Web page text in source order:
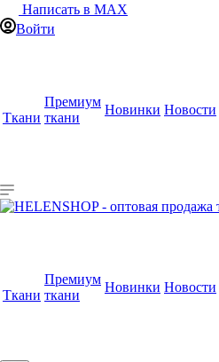
Написать в MAX
Войти
Ткани
Премиум
ткани
Новинки Новости
Ткани
Премиум
ткани
Новинки Новости